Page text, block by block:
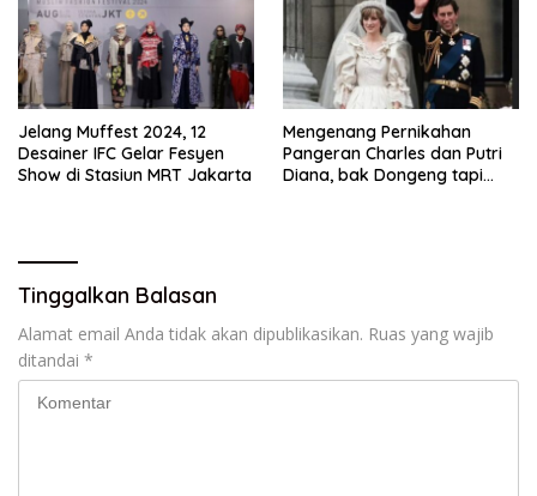
Jelang Muffest 2024, 12
Desainer IFC Gelar Fesyen
Show di Stasiun MRT Jakarta
Mengenang Pernikahan
Pangeran Charles dan Putri
Diana, bak Dongeng tapi
Tinggalkan Balasan
Alamat email Anda tidak akan dipublikasikan. Ruas yang wajib
ditandai *